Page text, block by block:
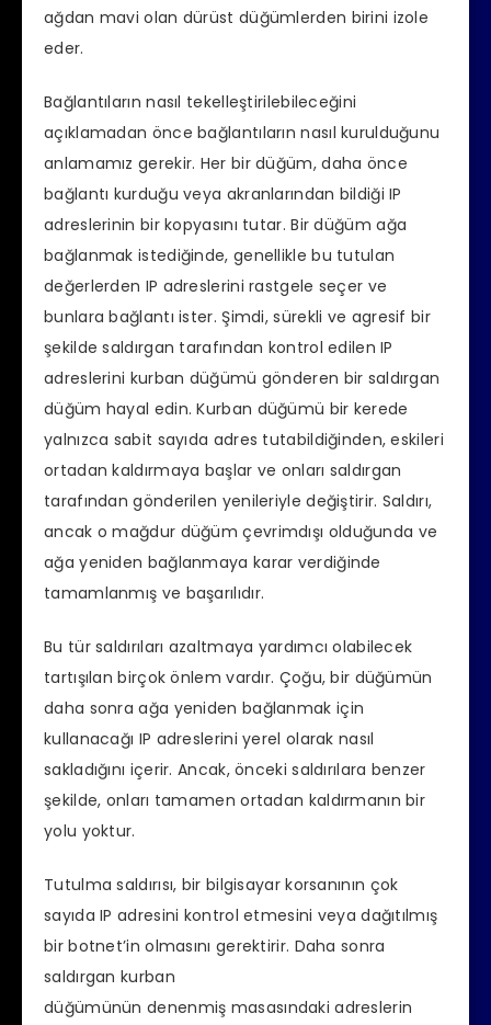
ağdan mavi olan dürüst düğümlerden birini izole
eder.
Bağlantıların nasıl tekelleştirilebileceğini
açıklamadan önce bağlantıların nasıl kurulduğunu
anlamamız gerekir. Her bir düğüm, daha önce
bağlantı kurduğu veya akranlarından bildiği IP
adreslerinin bir kopyasını tutar. Bir düğüm ağa
bağlanmak istediğinde, genellikle bu tutulan
değerlerden IP adreslerini rastgele seçer ve
bunlara bağlantı ister. Şimdi, sürekli ve agresif bir
şekilde saldırgan tarafından kontrol edilen IP
adreslerini kurban düğümü gönderen bir saldırgan
düğüm hayal edin. Kurban düğümü bir kerede
yalnızca sabit sayıda adres tutabildiğinden, eskileri
ortadan kaldırmaya başlar ve onları saldırgan
tarafından gönderilen yenileriyle değiştirir. Saldırı,
ancak o mağdur düğüm çevrimdışı olduğunda ve
ağa yeniden bağlanmaya karar verdiğinde
tamamlanmış ve başarılıdır.
Bu tür saldırıları azaltmaya yardımcı olabilecek
tartışılan birçok önlem vardır. Çoğu, bir düğümün
daha sonra ağa yeniden bağlanmak için
kullanacağı IP adreslerini yerel olarak nasıl
sakladığını içerir. Ancak, önceki saldırılara benzer
şekilde, onları tamamen ortadan kaldırmanın bir
yolu yoktur.
Tutulma saldırısı, bir bilgisayar korsanının çok
sayıda IP adresini kontrol etmesini veya dağıtılmış
bir botnet’in olmasını gerektirir. Daha sonra
saldırgan kurban
düğümünün denenmiş masasındaki adreslerin